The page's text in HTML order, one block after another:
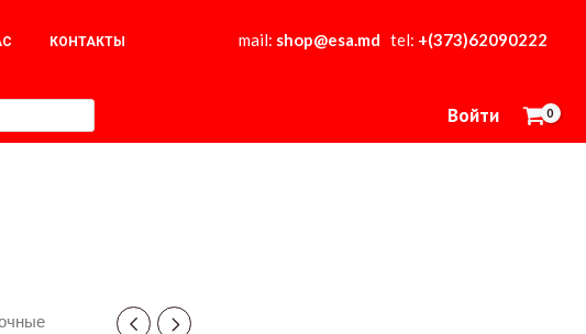
КОНТАКТЫ mail: shop@esa.md tel: +(373)62090222
Войти